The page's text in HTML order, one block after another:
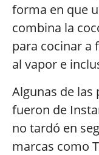
forma en que
combina la
para cocinar a
al vapor e
Algunas de
fueron de
no tardó en
marcas como